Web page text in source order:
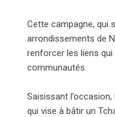
Cette campagne, qui
arrondissements de
renforcer les liens
communautés.
Saisissant
qui vise à bâtir un